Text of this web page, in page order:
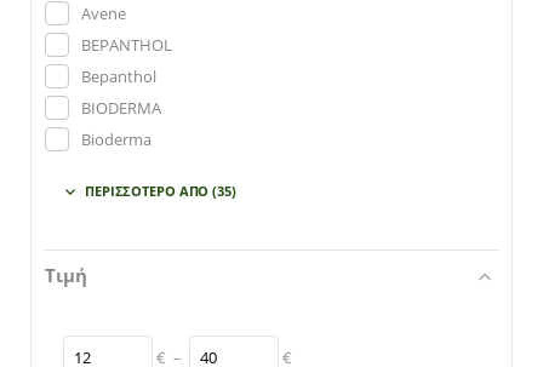
Avene
BEPANTHOL
Bepanthol
BIODERMA
Bioderma
Cera di Cupra
Cerion
DUCRAY
 ΠΕΡΙΣΣΌΤΕΡΟ ΑΠΌ (35)
Τιμή
€ – €